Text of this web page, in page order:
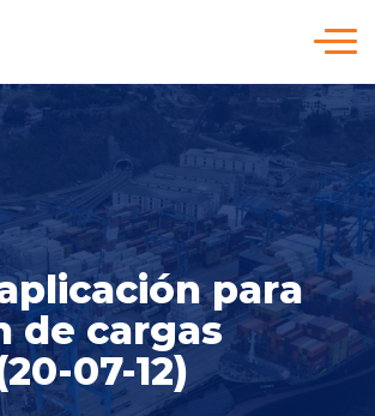
Estratégica
para
de cargas
07-12)